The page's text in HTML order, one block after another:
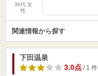
30代 女
性
関連情報から探す
下田温泉
3.0点/ 1 件